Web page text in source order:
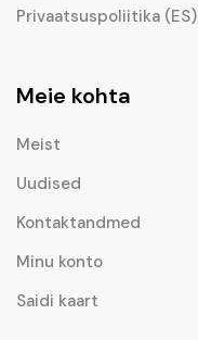
Privaatsuspoliitika (ES)
Meie kohta
Meist
Uudised
Kontaktandmed
Minu konto
Saidi kaart